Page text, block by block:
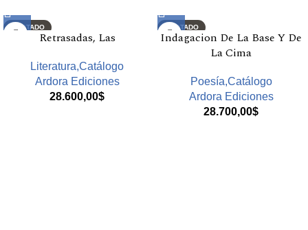
AGOTADO
Retrasadas, Las
Literatura,Catálogo
Ardora Ediciones
28.600,00$
AGOTADO
Indagacion De La Base Y De
La Cima
Poesía,Catálogo
Ardora Ediciones
28.700,00$